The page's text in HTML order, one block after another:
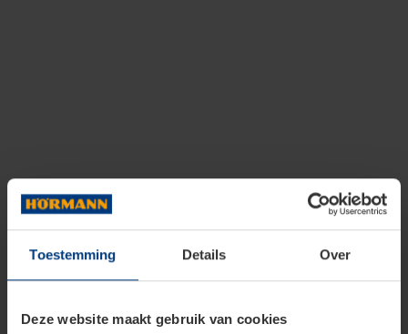
Toestemming Details Over
Deze website maakt gebruik van cookies